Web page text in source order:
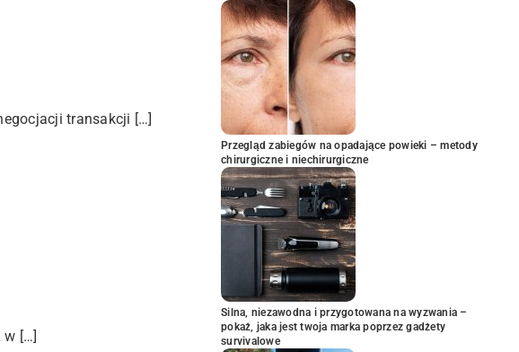
transakcji […]
w […]
Przegląd zabiegów na opadające powieki – metody
chirurgiczne i niechirurgiczne
Silna, niezawodna i przygotowana na wyzwania –
pokaż, jaka jest twoja marka poprzez gadżety
survivalowe